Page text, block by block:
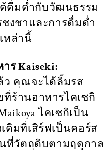
ดื่มด่ำกับวัฒนธรรม
งชาและการดื่มด่ำ
หล่านี้
ร Kaiseki:
ว คุณจะได้ลิ้มรส
ร้านอาหารไคเซกิ
ไคเซกิเป็น
มที่เสิร์ฟเป็นคอร์ส
ที่วัตถุดิบตามฤดูกาล